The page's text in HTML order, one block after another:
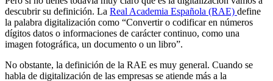
descubrir su definición. La Real Academia Española (RAE) define
la palabra digitalización como “Convertir o codificar en números
dígitos datos o informaciones de carácter continuo, como una
imagen fotográfica, un documento o un libro”.
No obstante, la definición de la RAE es muy general. Cuando se
habla de digitalización de las empresas se atiende más a la